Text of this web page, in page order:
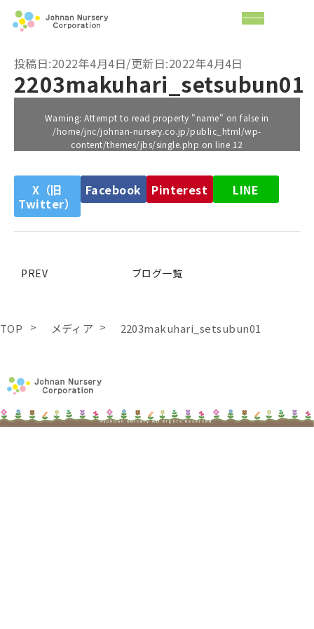
投稿日:2022年4月4日/更新日:2022年4月4日
2203makuhari_setsubun01
Warning: Attempt to read property "name" on false in
/home/jnc/johnan-nursery.co.jp/public_html/wp-
content/themes/jbs/single.php on line 12
X（旧
Twitter）
Facebook Pinterest LINE
PREV ブログ一覧
TOP メディア 2203makuhari_setsubun01
©johnan nursery All Rights Reserved.